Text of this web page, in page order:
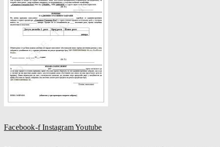
Facebook-f InstagramYoutube